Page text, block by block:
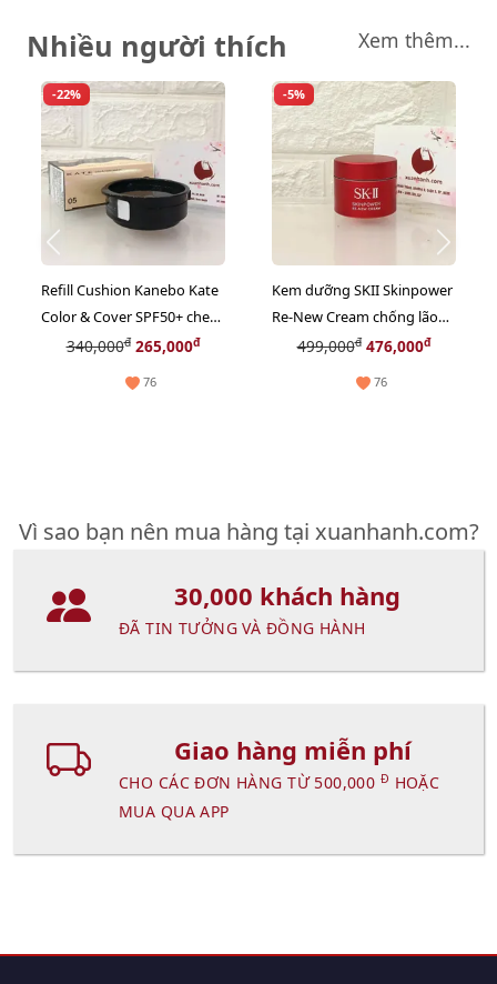
Nhiều người thích Xem thêm...
-22%
Refill Cushion Kanebo Kate
Color & Cover SPF50+ che
phủ tốt, lì mịn, #05 sáng tự
340,000đ265,000đ
76
-5%
Kem dưỡng SKII Skinpower
Re-New Cream chống lão
hóa, phục hồi nuôi dưỡng
499,000đ476,000đ
76
Vì sao bạn nên mua hàng tại xuanhanh.com?
30,000 khách hàng
ĐÃ TIN TƯỞNG VÀ ĐỒNG HÀNH
Giao hàng miễn phí
CHO CÁC ĐƠN HÀNG TỪ 500,000 Đ HOẶC
MUA QUA APP